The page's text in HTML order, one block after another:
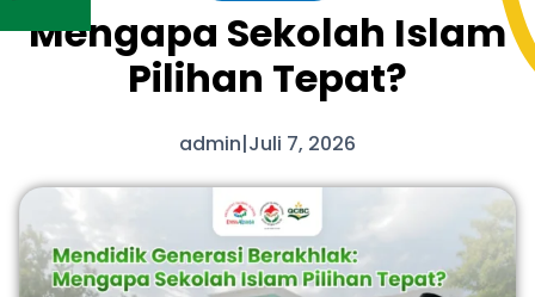
Mengapa Sekolah Islam
Pilihan Tepat?
admin|Juli 7, 2026